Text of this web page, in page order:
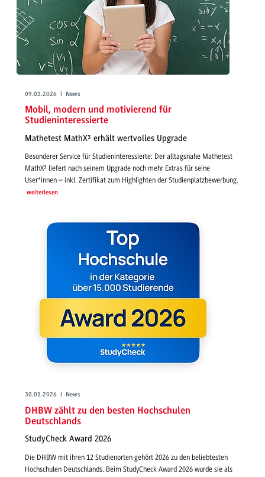
09.03.2026 | News
Mobil, modern und motivierend für
Studieninteressierte
Mathetest MathX³ erhält wertvolles Upgrade
Besonderer Service für Studieninteressierte: Der alltagsnahe Mathetest
MathX³ liefert nach seinem Upgrade noch mehr Extras für seine
User*innen – inkl. Zertifikat zum Highlighten der Studienplatzbewerbung.
weiterlesen
30.01.2026 | News
DHBW zählt zu den besten Hochschulen
Deutschlands
StudyCheck Award 2026
Die DHBW mit ihren 12 Studienorten gehört 2026 zu den beliebtesten
Hochschulen Deutschlands. Beim StudyCheck Award 2026 wurde sie als